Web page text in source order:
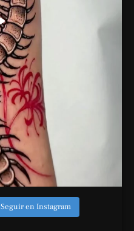
Seguir en Instagram